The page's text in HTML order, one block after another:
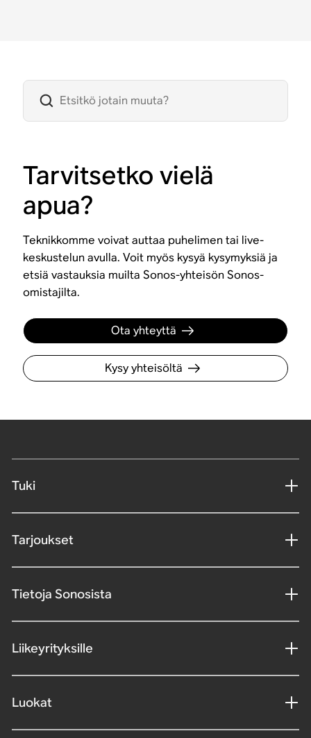
Tarvitsetko vielä
apua?
Teknikkomme voivat auttaa puhelimen tai live-
keskustelun avulla. Voit myös kysyä kysymyksiä ja
etsiä vastauksia muilta Sonos-yhteisön Sonos-
omistajilta.
Ota yhteyttä
Kysy yhteisöltä
Tuki
Tarjoukset
Tietoja Sonosista
Liikeyrityksille
Luokat